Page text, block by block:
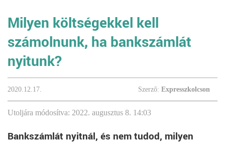
Milyen költségekkel kell
számolnunk, ha bankszámlát
nyitunk?
2020.12.17. Szerző: Expresszkolcson
Utoljára módosítva: 2022. augusztus 8. 14:03
Bankszámlát nyitnál, és nem tudod, milyen